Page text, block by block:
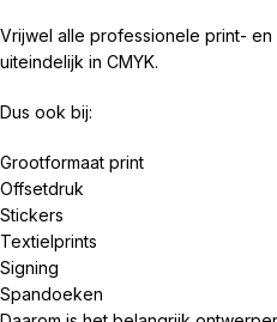
Vrijwel alle professionele print-
uiteindelijk in CMYK.
Dus ook bij:
Grootformaat print
Offsetdruk
Stickers
Textielprints
Signing
Spandoeken